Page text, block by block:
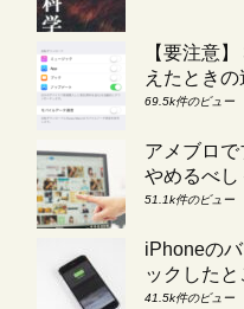
【要注意
えたとき
69.5k件のビュー
アメブロ
やめるべし
51.1k件のビュー
iPhoneの
ックしたと
41.5k件のビュー